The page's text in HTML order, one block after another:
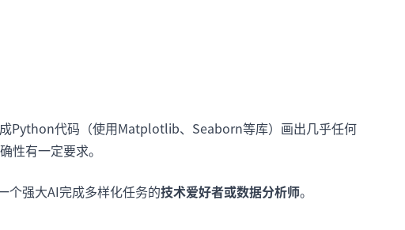
Python代码（使用Matplotlib、Seaborn等库）画出几乎任何
性有一定要求。
个强大AI完成多样化任务的技术爱好者或数据分析师。